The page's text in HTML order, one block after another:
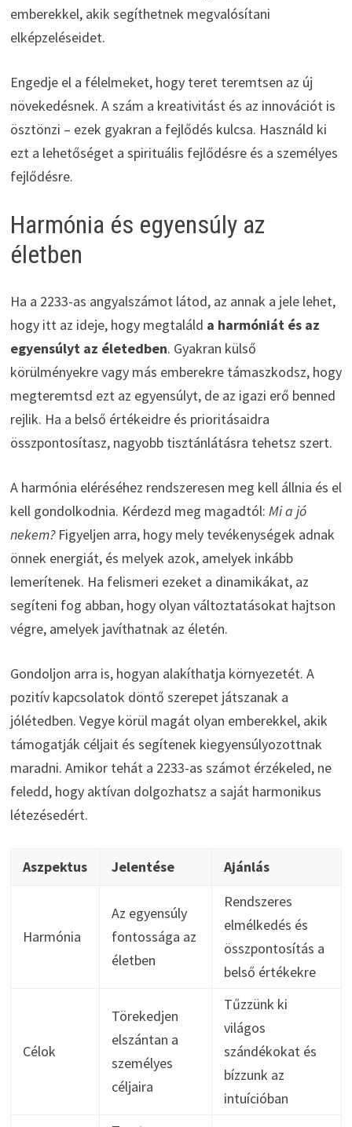
emberekkel, akik segíthetnek megvalósítani
elképzeléseidet.
Engedje el a félelmeket, hogy teret teremtsen az új
növekedésnek. A szám a kreativitást és az innovációt is
ösztönzi – ezek gyakran a fejlődés kulcsa. Használd ki
ezt a lehetőséget a spirituális fejlődésre és a személyes
fejlődésre.
Harmónia és egyensúly az
életben
Ha a 2233-as angyalszámot látod, az annak a jele lehet,
hogy itt az ideje, hogy megtaláld a harmóniát és az
egyensúlyt az életedben. Gyakran külső
körülményekre vagy más emberekre támaszkodsz, hogy
megteremtsd ezt az egyensúlyt, de az igazi erő benned
rejlik. Ha a belső értékeidre és prioritásaidra
összpontosítasz, nagyobb tisztánlátásra tehetsz szert.
A harmónia eléréséhez rendszeresen meg kell állnia és el
kell gondolkodnia. Kérdezd meg magadtól: Mi a jó
nekem?Figyeljen arra, hogy mely tevékenységek adnak
önnek energiát, és melyek azok, amelyek inkább
lemerítenek. Ha felismeri ezeket a dinamikákat, az
segíteni fog abban, hogy olyan változtatásokat hajtson
végre, amelyek javíthatnak az életén.
Gondoljon arra is, hogyan alakíthatja környezetét. A
pozitív kapcsolatok döntő szerepet játszanak a
jólétedben. Vegye körül magát olyan emberekkel, akik
támogatják céljait és segítenek kiegyensúlyozottnak
maradni. Amikor tehát a 2233-as számot érzékeled, ne
feledd, hogy aktívan dolgozhatsz a saját harmonikus
létezésedért.
Aszpektus Jelentése Ajánlás
Harmónia
Az egyensúly
fontossága az
életben
Rendszeres
elmélkedés és
összpontosítás a
belső értékekre
Célok
Törekedjen
elszántan a
személyes
céljaira
Tűzzünk ki
világos
szándékokat és
bízzunk az
intuícióban